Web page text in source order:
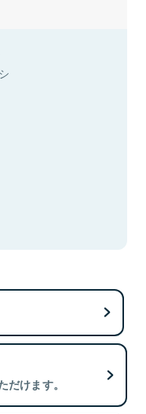
けます。